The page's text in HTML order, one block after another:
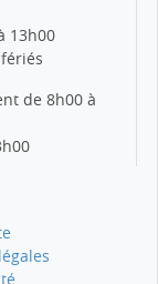
13h00
de 8h00 à